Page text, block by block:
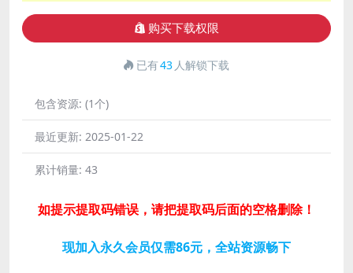
购买下载权限
已有43 人解锁下载
包含资源: (1个)
最近更新: 2025-01-22
累计销量: 43
如提示提取码错误，请把提取码后面的空格删除！
现加入永久会员仅需86元，全站资源畅下